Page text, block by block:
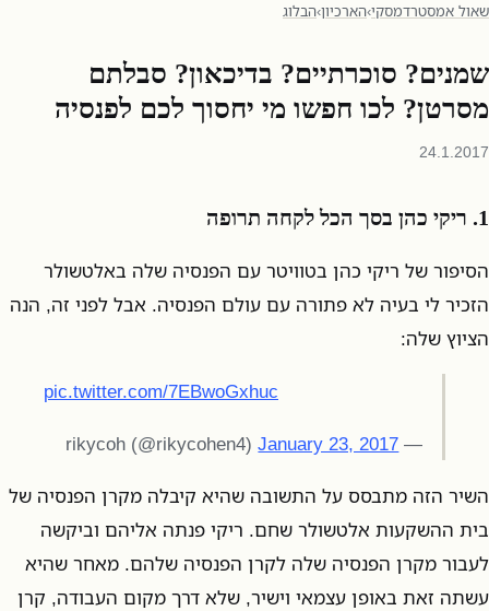
שאול אמסטרדמסקי›הארכיון›הבלוג
שמנים? סוכרתיים? בדיכאון? סבלתם
מסרטן? לכו חפשו מי יחסוך לכם לפנסיה
24.1.2017
1. ריקי כהן בסך הכל לקחה תרופה
הסיפור של ריקי כהן בטוויטר עם הפנסיה שלה באלטשולר
הזכיר לי בעיה לא פתורה עם עולם הפנסיה. אבל לפני זה, הנה
הציוץ שלה:
pic.twitter.com/7EBwoGxhuc
— rikycoh (@rikycohen4)
January 23, 2017
השיר הזה מתבסס על התשובה שהיא קיבלה מקרן הפנסיה של
בית ההשקעות אלטשולר שחם. ריקי פנתה אליהם וביקשה
לעבור מקרן הפנסיה שלה לקרן הפנסיה שלהם. מאחר שהיא
עשתה זאת באופן עצמאי וישיר, שלא דרך מקום העבודה, קרן